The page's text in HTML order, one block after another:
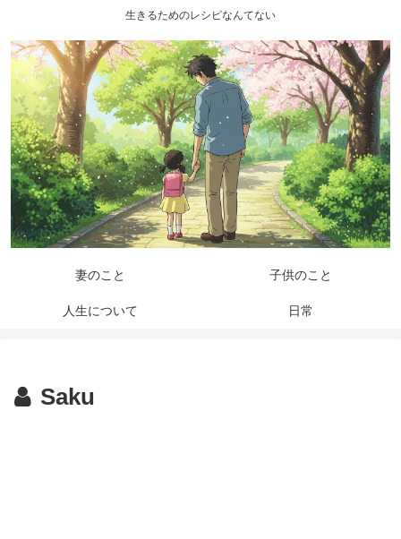
生きるためのレシピなんてない
妻のこと 子供のこと
人生について 日常
Saku